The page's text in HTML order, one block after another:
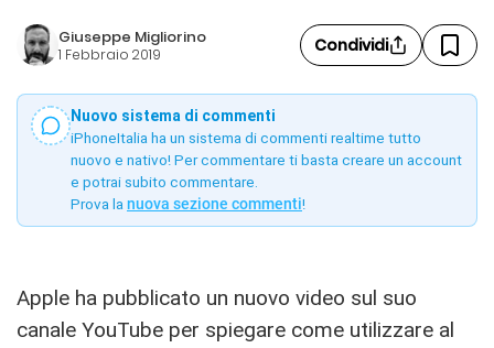
Giuseppe Migliorino
1 Febbraio 2019 Condividi
Nuovo sistema di commenti
iPhoneItalia ha un sistema di commenti realtime tutto
nuovo e nativo! Per commentare ti basta creare un account
e potrai subito commentare.
Prova la nuova sezione commenti!
Apple ha pubblicato un nuovo video sul suo
canale YouTube per spiegare come utilizzare al